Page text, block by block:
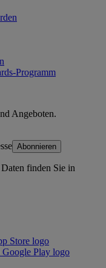
Programm
Angeboten.
Abonnieren
finden Sie in